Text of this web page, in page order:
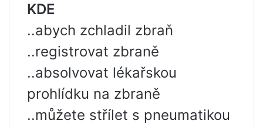
KDE
..abych zchladil zbraň
..registrovat zbraně
..absolvovat lékařskou
prohlídku na zbraně
..můžete střílet s pneumatikou